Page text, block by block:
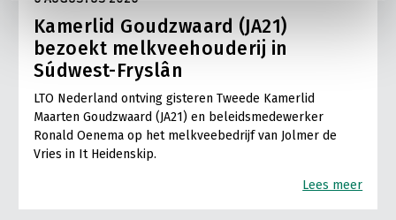
Kamerlid Goudzwaard (JA21)
bezoekt melkveehouderij in
Súdwest-Fryslân
LTO Nederland ontving gisteren Tweede Kamerlid
Maarten Goudzwaard (JA21) en beleidsmedewerker
Ronald Oenema op het melkveebedrijf van Jolmer de
Vries in It Heidenskip.
Lees meer